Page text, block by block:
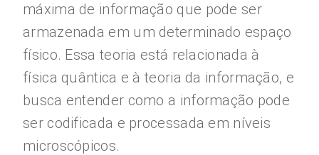
máxima de informação que pode ser
armazenada em um determinado espaço
físico. Essa teoria está relacionada à
física quântica e à teoria da informação, e
busca entender como a informação pode
ser codificada e processada em níveis
microscópicos.